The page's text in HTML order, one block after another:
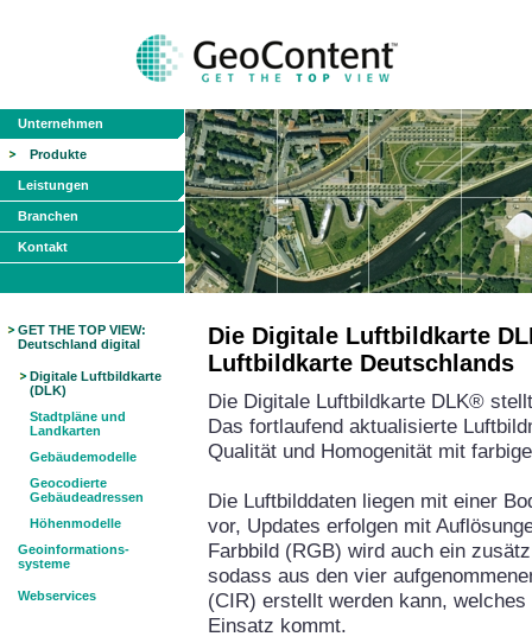
Unternehmen
Produkte
Leistungen
Branchen
Kontakt
GET THE TOP VIEW:
Deutschland digital
Digitale Luftbildkarte
(DLK)
Stadtpläne und
Landkarten
Gebäudemodelle
Geocodierte
Gebäudeadressen
Höhenmodelle
Geoinformations-
systeme
Webservices
Die Digitale Luftbildkarte
Luftbildkarte Deutschlands
Die Digitale Luftbildkarte DLK®
Das fortlaufend aktualisierte
Qualität und Homogenität mit
Die Luftbilddaten liegen mit einer
vor, Updates erfolgen mit
Farbbild (RGB) wird auch ein
sodass aus den vier
(CIR) erstellt werden kann,
Einsatz kommt.